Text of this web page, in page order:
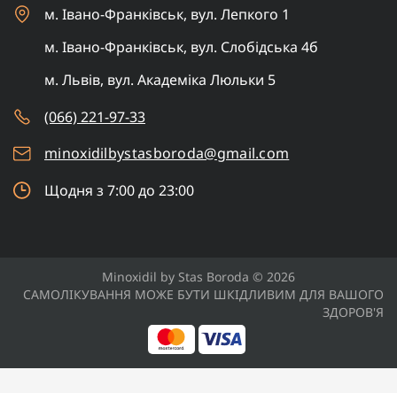
м. Івано-Франківськ, вул. Лепкого 1
м. Івано-Франківськ, вул. Слобідська 4б
м. Львів, вул. Академіка Люльки 5
(066) 221-97-33
minoxidilbystasboroda@gmail.com
Щодня з 7:00 до 23:00
Minoxidil by Stas Boroda © 2026
САМОЛІКУВАННЯ МОЖЕ БУТИ ШКІДЛИВИМ ДЛЯ ВАШОГО
ЗДОРОВ'Я